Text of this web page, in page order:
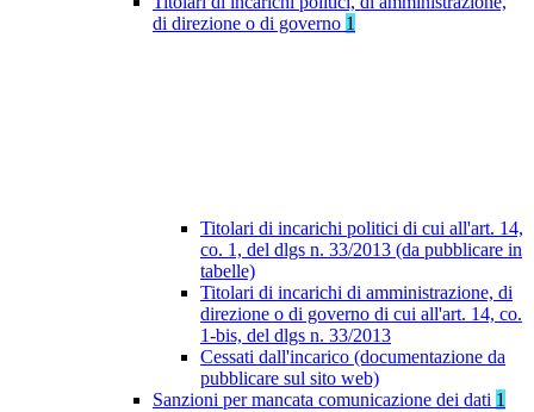
di direzione o di governo 1
Titolari di incarichi politici di cui all'art. 14,
co. 1, del dlgs n. 33/2013 (da pubblicare in
tabelle)
Titolari di incarichi di amministrazione, di
direzione o di governo di cui all'art. 14, co.
1-bis, del dlgs n. 33/2013
Cessati dall'incarico (documentazione da
pubblicare sul sito web)
Sanzioni per mancata comunicazione dei dati 1